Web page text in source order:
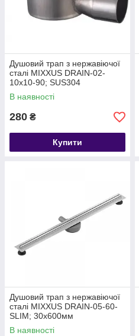
Душовий трап з нержавіючої
сталі MIXXUS DRAIN-02-
10x10-90; SUS304
100x100мм, кутовий відвід
В наявності
280 ₴
Купити
Душовий трап з нержавіючої
сталі MIXXUS DRAIN-05-60-
SLIM; 30x600мм
В наявності